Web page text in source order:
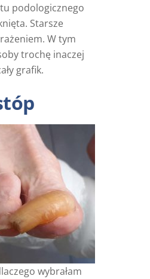
podologicznego
Starsze
W tym
trochę inaczej
grafik.
wybrałam